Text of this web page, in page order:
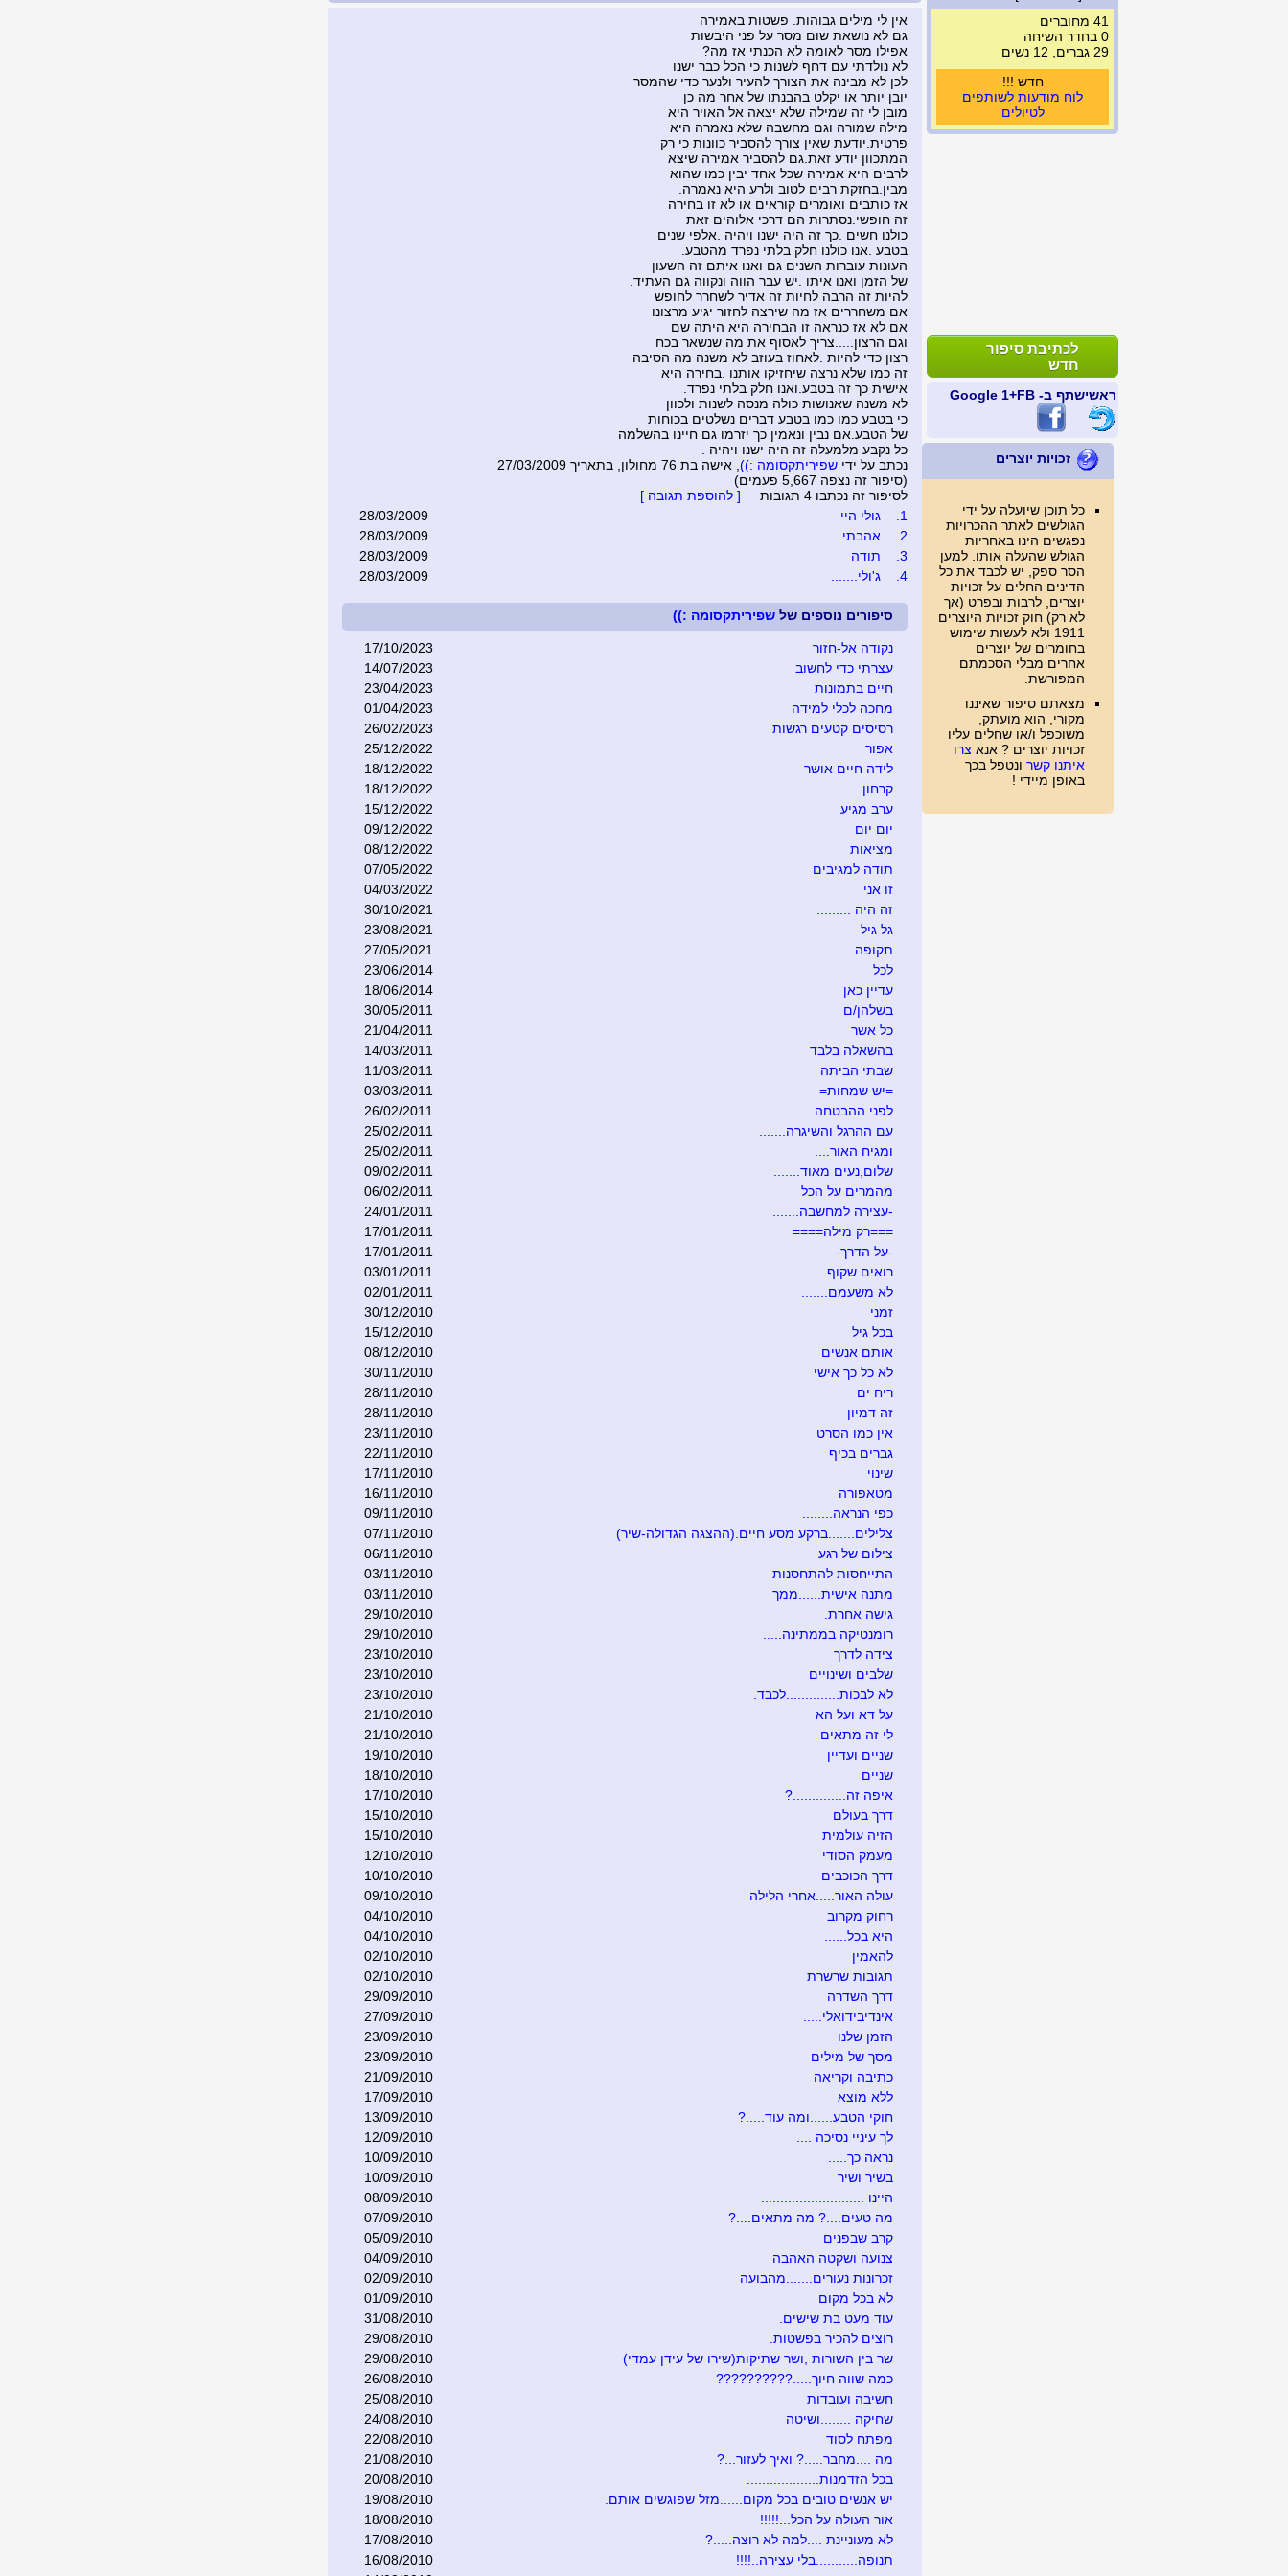
41 מחוברים
0 בחדר השיחה
29 גברים, 12 נשים
חדש !!!
לוח מודעות לשותפים
לטיולים
לכתיבת סיפור
חדש
ראשישתף ב- FB +1 Google
זכויות יוצרים
כל תוכן שיועלה על ידי
הגולשים לאתר ההכרויות
נפגשים הינו באחריות
הגולש שהעלה אותו. למען
הסר ספק, יש לכבד את כל
הדינים החלים על זכויות
יוצרים, לרבות ובפרט (אך
לא רק) חוק זכויות היוצרים
1911 ולא לעשות שימוש
בחומרים של יוצרים
אחרים מבלי הסכמתם
המפורשת.
מצאתם סיפור שאיננו
מקורי, הוא מועתק,
משוכפל ו/או שחלים עליו
זכויות יוצרים ? אנא צרו
איתנו קשר ונטפל בכך
באופן מיידי !
אין לי מילים גבוהות. פשטות באמירה
גם לא נושאת שום מסר על פני היבשות
אפילו מסר לאומה לא הכנתי אז מה?
לא נולדתי עם דחף לשנות כי הכל כבר ישנו
לכן לא מבינה את הצורך להעיר ולנער כדי שהמסר
יובן יותר או יקלט בהבנתו של אחר מה כן
מובן לי זה שמילה שלא יצאה אל האויר היא
מילה שמורה וגם מחשבה שלא נאמרה היא
פרטית.יודעת שאין צורך להסביר כוונות כי רק
המתכוון יודע זאת.גם להסביר אמירה שיצא
לרבים היא אמירה שכל אחד יבין כמו שהוא
מבין.בחזקת רבים לטוב ולרע היא נאמרה.
אז כותבים ואומרים קוראים או לא זו בחירה
זה חופשי.נסתרות הם דרכי אלוהים זאת
כולנו חשים .כך זה היה ישנו ויהיה .אלפי שנים
בטבע .אנו כולנו חלק בלתי נפרד מהטבע.
העונות עוברות השנים גם ואנו איתם זה השעון
של הזמן ואנו איתו .יש עבר הווה ונקווה גם העתיד.
להיות זה הרבה לחיות זה אדיר לשחרר לחופש
אם משחררים אז מה שירצה לחזור יגיע מרצונו
אם לא אז כנראה זו הבחירה היא היתה שם
וגם הרצון.....צריך לאסוף את מה שנשאר בכח
רצון כדי להיות .לאחוז בעוזב לא משנה מה הסיבה
זה כמו שלא נרצה שיחזיקו אותנו .בחירה היא
אישית כך זה בטבע.ואנו חלק בלתי נפרד.
לא משנה שאנושות כולה מנסה לשנות ולכוון
כי בטבע כמו כמו בטבע דברים נשלטים בכוחות
של הטבע.אם נבין ונאמין כך יזרמו גם חיינו בהשלמה
כל נקבע מלמעלה זה היה ישנו ויהיה .
נכתב על ידי שפיריתקסומה :)) , אישה בת 76 מחולון, בתאריך 27/03/2009
(סיפור זה נצפה 5,667 פעמים)
לסיפור זה נכתבו 4 תגובות
[ להוספת תגובה ]
1.
גולי היי
28/03/2009
2.
אהבתי
28/03/2009
3.
תודה
28/03/2009
4.
ג'ולי....... 28/03/2009
סיפורים נוספים של שפיריתקסומה :))
נקודה אל-חזור
17/10/2023
עצרתי כדי לחשוב
14/07/2023
חיים בתמונות
23/04/2023
מחכה לכלי למידה
01/04/2023
רסיסים קטעים רגשות
26/02/2023
אפור
25/12/2022
לידה חיים אושר
18/12/2022
קרחון
18/12/2022
ערב מגיע
15/12/2022
יום יום
09/12/2022
מציאות
08/12/2022
תודה למגיבים
07/05/2022
זו אני
04/03/2022
זה היה .........
30/10/2021
גל גיל
23/08/2021
תקופה
27/05/2021
לכל
23/06/2014
עדיין כאן
18/06/2014
בשלהן/ם
30/05/2011
כל אשר
21/04/2011
בהשאלה בלבד
14/03/2011
שבתי הביתה
11/03/2011
=יש שמחות=
03/03/2011
לפני ההבטחה......
26/02/2011
עם ההרגל והשיגרה.......
25/02/2011
ומגיח האור....
25/02/2011
שלום,נעים מאוד.......
09/02/2011
מהמרים על הכל
06/02/2011
-עצירה למחשבה.......
24/01/2011
===רק מילה====
17/01/2011
-על הדרך-
17/01/2011
רואים שקוף......
03/01/2011
לא משעמם.......
02/01/2011
זמני
30/12/2010
בכל גיל
15/12/2010
אותם אנשים
08/12/2010
לא כל כך אישי
30/11/2010
ריח ים
28/11/2010
זה דמיון
28/11/2010
אין כמו הסרט
23/11/2010
גברים בכיף
22/11/2010
שינוי
17/11/2010
מטאפורה
16/11/2010
כפי הנראה........
09/11/2010
צלילים.......ברקע מסע חיים.(ההצגה הגדולה-שיר)
07/11/2010
צילום של רגע
06/11/2010
התייחסות להתחסנות
03/11/2010
מתנה אישית......ממך
03/11/2010
גישה אחרת.
29/10/2010
רומנטיקה בממתינה.....
29/10/2010
צידה לדרך
23/10/2010
שלבים ושינויים
23/10/2010
לא לבכות..............לכבד.
23/10/2010
על דא ועל הא
21/10/2010
לי זה מתאים
21/10/2010
שניים ועדיין
19/10/2010
שניים
18/10/2010
איפה זה..............?
17/10/2010
דרך בעולם
15/10/2010
הזיה עולמית
15/10/2010
מעמק הסודי
12/10/2010
דרך הכוכבים
10/10/2010
עולה האור.....אחרי הלילה
09/10/2010
רחוק מקרוב
04/10/2010
היא בכל......
04/10/2010
להאמין
02/10/2010
תגובות שרשרת
02/10/2010
דרך השדרה
29/09/2010
אינדיבידואלי.....
27/09/2010
הזמן שלנו
23/09/2010
מסך של מילים
23/09/2010
כתיבה וקריאה
21/09/2010
ללא מוצא
17/09/2010
חוקי הטבע......ומה עוד.....?
13/09/2010
לך עיניי נסיכה ....
12/09/2010
נראה כך.....
10/09/2010
בשיר ושיר
10/09/2010
היינו ...........................
08/09/2010
מה טעים....? מה מתאים....?
07/09/2010
קרב שבפנים
05/09/2010
צנועה ושקטה האהבה
04/09/2010
זכרונות נעורים.......מהבועה
02/09/2010
לא בכל מקום
01/09/2010
עוד מעט בת שישים.
31/08/2010
רוצים להכיר בפשטות.
29/08/2010
שר בין השורות ,ושר שתיקות(שירו של עידן עמדי)
29/08/2010
כמה שווה חיוך.....??????????
26/08/2010
חשיבה ועובדות
25/08/2010
שחיקה ........ושיטה
24/08/2010
מפתח לסוד
22/08/2010
מה ....מחבר.....? ואיך לעזור...?
21/08/2010
בכל הזדמנות...................
20/08/2010
יש אנשים טובים בכל מקום......מזל שפוגשים אותם.
19/08/2010
אור העולה על הכל...!!!!!
18/08/2010
לא מעוניינת ....למה לא רוצה.....?
17/08/2010
תנופה...........בלי עצירה..!!!!
16/08/2010